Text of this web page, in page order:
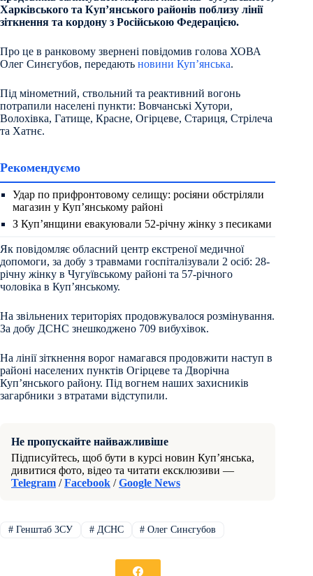
Харківського та Куп’янського районів поблизу лінії
зіткнення та кордону з Російською Федерацією.
Про це в ранковому звернені повідомив голова ХОВА
Олег Синєгубов, передають новини Куп’янська.
Під мінометний, ствольний та реактивний вогонь
потрапили населені пункти: Вовчанські Хутори,
Волохівка, Гатище, Красне, Огірцеве, Стариця, Стрілеча
та Хатнє.
Рекомендуємо
Удар по прифронтовому селищу: росіяни обстріляли
магазин у Куп’янському районі
З Куп’янщини евакуювали 52-річну жінку з песиками
Як повідомляє обласний центр екстреної медичної
допомоги, за добу з травмами госпіталізували 2 осіб: 28-
річну жінку в Чугуївському районі та 57-річного
чоловіка в Куп’янському.
На звільнених територіях продовжувалося розмінування.
За добу ДСНС знешкоджено 709 вибухівок.
На лінії зіткнення ворог намагався продовжити наступ в
районі населених пунктів Огірцеве та Дворічна
Куп’янського району. Під вогнем наших захисників
загарбники з втратами відступили.
Не пропускайте найважливіше
Підписуйтесь, щоб бути в курсі новин Куп’янська,
дивитися фото, відео та читати ексклюзиви —
Telegram /Facebook /Google News
#Генштаб ЗСУ #ДСНС # Олег Синєгубов